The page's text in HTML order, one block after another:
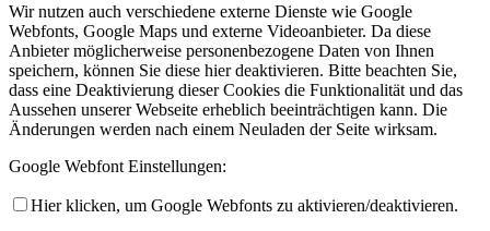
Wir nutzen auch verschiedene externe Dienste wie Google
Webfonts, Google Maps und externe Videoanbieter. Da diese
Anbieter möglicherweise personenbezogene Daten von Ihnen
speichern, können Sie diese hier deaktivieren. Bitte beachten Sie,
dass eine Deaktivierung dieser Cookies die Funktionalität und das
Aussehen unserer Webseite erheblich beeinträchtigen kann. Die
Änderungen werden nach einem Neuladen der Seite wirksam.
Google Webfont Einstellungen:
Hier klicken, um Google Webfonts zu aktivieren/deaktivieren.